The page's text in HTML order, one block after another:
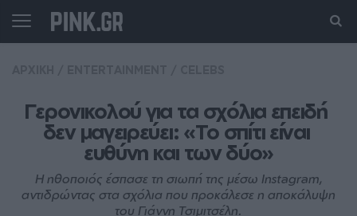
Γερονικολού για τα σχόλια επειδή
δεν μαγειρεύει: «Το σπίτι είναι
ευθύνη και των δύο»
Η ηθοποιός έσπασε τη σιωπή της μέσω Instagram,
αντιδρώντας στα σχόλια που προκάλεσε η αποκάλυψη
του Γιάννη Τσιμιτσέλη.